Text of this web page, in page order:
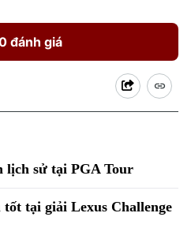
đánh giá
lịch sử tại PGA Tour
tại giải Lexus Challenge